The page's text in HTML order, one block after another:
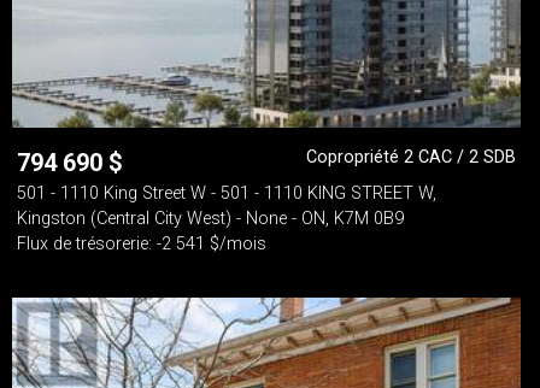
794 690 $
Copropriété 2 CAC / 2 SDB
501 - 1110 King Street W - 501 - 1110 KING STREET W,
Kingston (Central City West) - None - ON, K7M 0B9
Flux de trésorerie: -2 541 $/mois